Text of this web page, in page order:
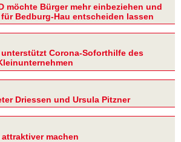
möchte Bürger mehr einbeziehen und
Bedburg-Hau entscheiden lassen
unterstützt Corona-Soforthilfe des
Driessen und Ursula Pitzner
machen